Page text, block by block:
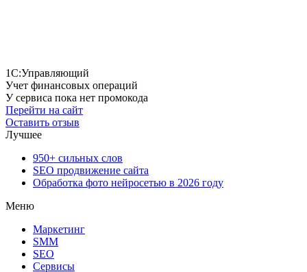
1С:Управляющий
Учет финансовых операций
У сервиса пока нет промокода
Перейти на сайт
Оставить отзыв
Лучшее
950+ сильных слов
SEO продвижение сайта
Обработка фото нейросетью в 2026 году
Меню
Маркетинг
SMM
SEO
Сервисы